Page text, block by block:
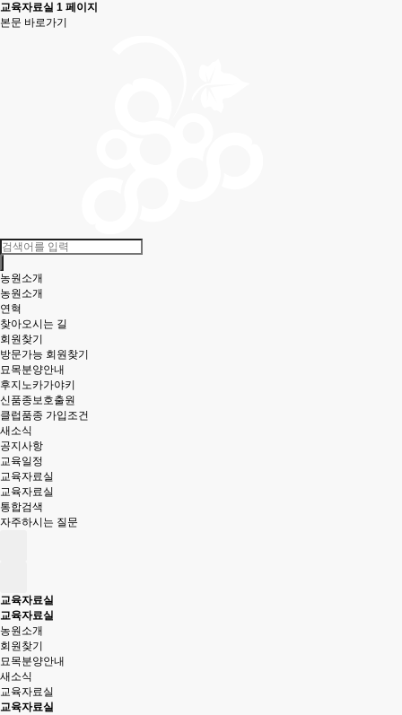
교육자료실 1 페이지
본문 바로가기
농원소개
농원소개
연혁
찾아오시는 길
회원찾기
방문가능 회원찾기
묘목분양안내
후지노카가야키
신품종보호출원
클럽품종 가입조건
새소식
공지사항
교육일정
교육자료실
교육자료실
통합검색
자주하시는 질문
교육자료실
교육자료실
농원소개
회원찾기
묘목분양안내
새소식
교육자료실
교육자료실